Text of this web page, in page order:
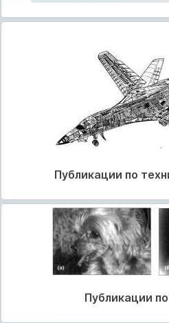
Публикации по
Публикации